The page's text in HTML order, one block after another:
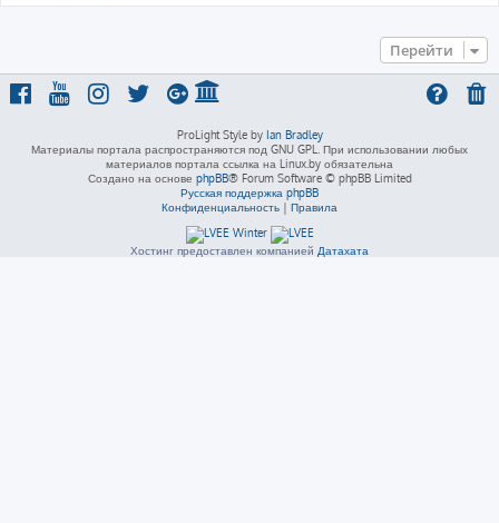
Перейти
ProLight Style by Ian Bradley
Материалы портала распространяются под GNU GPL. При использовании любых
материалов портала ссылка на Linux.by обязательна
Создано на основе phpBB® Forum Software © phpBB Limited
Русская поддержка phpBB
Конфиденциальность | Правила
Хостинг предоставлен компанией Датахата